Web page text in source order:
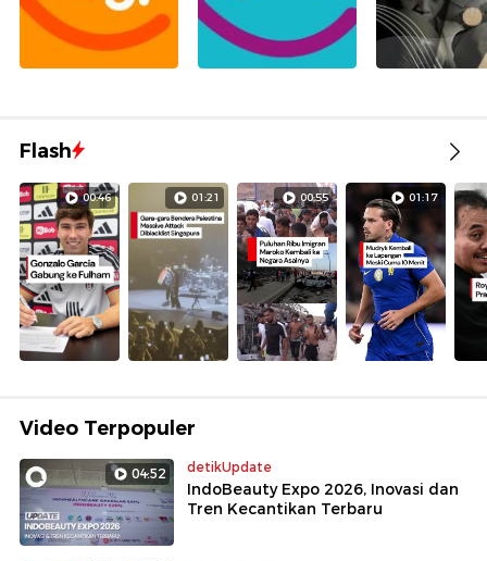
Flash
00:46 01:21 00:55 01:17
Video Terpopuler
04:52 detikUpdate
IndoBeauty Expo 2026, Inovasi dan
Tren Kecantikan Terbaru